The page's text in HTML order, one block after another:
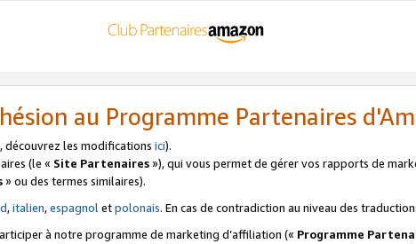
au Programme Partenaires
découvrez les modifications ici).
(le « Site Partenaires»), qui vous permet de gérer vos rapports de
» ou des termes similaires).
,italien,espagnoletpolonais. En cas de contradiction au niveau des
à notre programme de marketing d’affiliation (« Programme